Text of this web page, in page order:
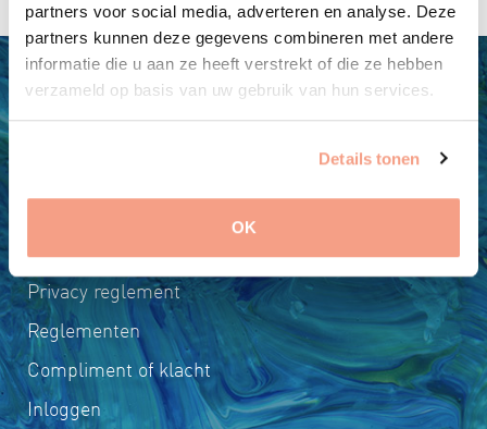
partners voor social media, adverteren en analyse. Deze
partners kunnen deze gegevens combineren met andere
informatie die u aan ze heeft verstrekt of die ze hebben
verzameld op basis van uw gebruik van hun services.
Details tonen
OK
Algemene voorwaarden
Privacy reglement
Reglementen
Compliment of klacht
Inloggen